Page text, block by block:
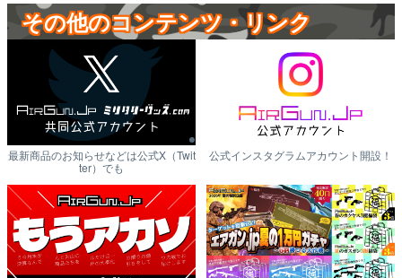
その他のコンテンツ・リンク
最新商品のお知らせなどは公式X（Twit
ter）でも
公式インスタグラムアカウント開設！